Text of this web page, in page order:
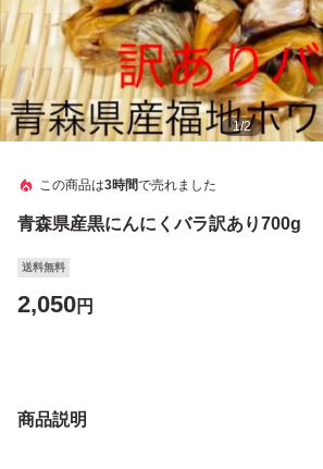
1/2
この商品は3時間で売れました
青森県産黒にんにくバラ訳あり700g
送料無料
2,050円
商品説明